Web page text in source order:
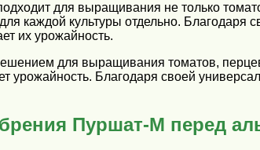
для выращивания не только
каждой культуры отдельно. Благодаря
их урожайность.
для выращивания томатов,
Благодаря своей
Пуршат-М перед